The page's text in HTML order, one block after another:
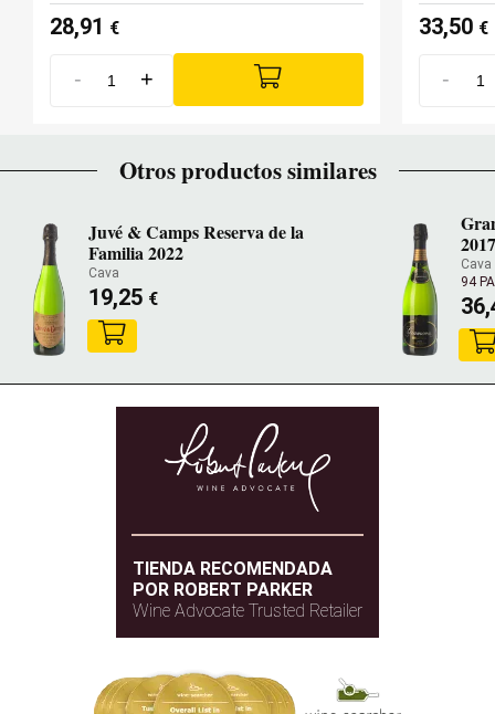
28,91 €
- +
33,50 €
-
Otros productos similares
Juvé & Camps Reserva de la
Familia 2022
Cava
19,25 €
2017
Cava
94
TIENDA RECOMENDADA
POR ROBERT PARKER
Wine Advocate Trusted Retailer